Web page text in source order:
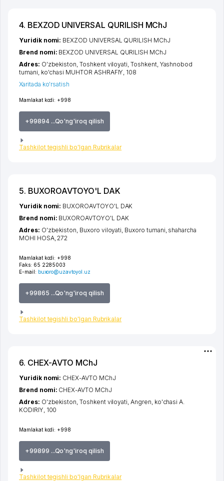
4. BEXZOD UNIVERSAL QURILISH MChJ
Mamlakat kodi: +998
+99894 ...Qo'ng'iroq qilish
Tashkilot tegishli bo'lgan Rubrikalar
Yuridik nomi: BEXZOD UNIVERSAL QURILISH MChJ
Brend nomi: BEXZOD UNIVERSAL QURILISH MChJ
Adres: O'zbekiston,Toshkent viloyati ,Toshkent, Yashnobod
tumani ko'chasi MUHTOR ASHRAFIY , 108
Xaritada ko'rsatish
5. BUXOROAVTOYO'L DAK
Mamlakat kodi: +998
Faks: 65 2285003
E-mail: buxoro@uzavtoyol.uz
+99865 ...Qo'ng'iroq qilish
Tashkilot tegishli bo'lgan Rubrikalar
Yuridik nomi: BUXOROAVTOYO'L DAK
Brend nomi: BUXOROAVTOYO'L DAK
Adres: O'zbekiston, Buxoro viloyati Buxoro tumani shaharcha
MOHI HOSA, 272
6. CHEX-AVTO MChJ
Mamlakat kodi: +998
+99899 ...Qo'ng'iroq qilish
Tashkilot tegishli bo'lgan Rubrikalar
Yuridik nomi: CHEX-AVTO MChJ
Brend nomi: CHEX-AVTO MChJ
Adres: O'zbekiston,Toshkent viloyati,Angren, ko'chasi A.
KODIRIY, 100